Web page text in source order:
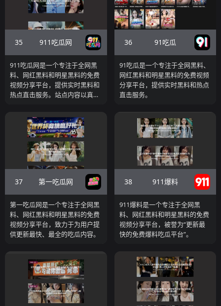
35 911吃瓜网
911吃瓜网是一个专注于全网黑
料、网红黑料和明星黑料的免费
视频分享平台，提供实时黑料和
热点直击服务。站点内容以真实
36 91吃瓜
91吃瓜是一个专注于全网黑料、
网红黑料和明星黑料的免费视频
分享平台，提供实时黑料和热点
直击服务。
37 第一吃瓜网
第一吃瓜网是一个专注于全网黑
料、网红黑料和明星黑料的免费
视频分享平台，致力于为用户提
供更新最快、最全的吃瓜内容。
38 911爆料
911爆料是一个专注于全网黑
料、网红黑料和明星黑料的免费
视频分享平台，被誉为“更新最
快的免费爆料吃瓜平台”。